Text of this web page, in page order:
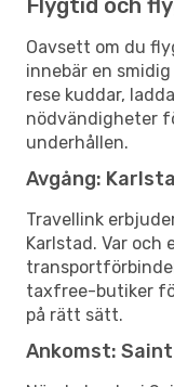
Flygtid och
Oavsett om du
innebär en
rese kuddar,
nödvändigheter
underhållen.
Avgång:
Travellink
Karlstad. Var och
taxfree-butiker
på rätt sätt.
Ankomst: